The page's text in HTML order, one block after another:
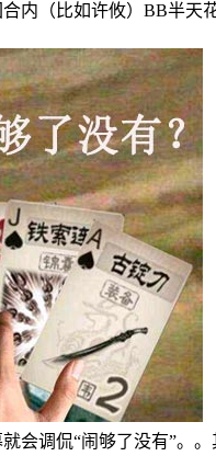
内（比如许攸）BB半
会调侃“闹够了没有”。。